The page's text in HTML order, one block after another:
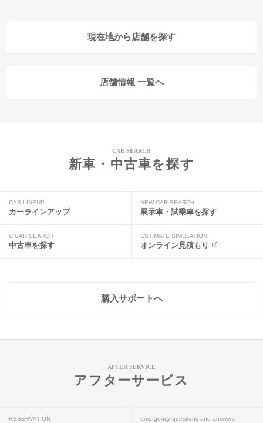
現在地から店舗を探す
店舗情報 一覧へ
CAR SEARCH
新車・中古車を探す
CAR LINEUP
カーラインアップ
NEW CAR SEARCH
展示車・試乗車を探す
U CAR SEARCH
中古車を探す
ESTIMATE SIMULATION
オンライン見積もり
購入サポートへ
AFTER SERVICE
アフターサービス
RESERVATION emergency questions and answers